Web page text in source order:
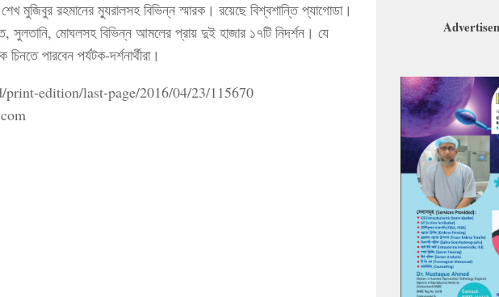
মুজিবুর রহমানের ম্যুরালসহ বিভিন্ন স্মারক। রয়েছে বিশ্বশান্তি প্যাগোডা।
সুলতানি, মোঘলসহ বিভিন্ন আমলের প্রায় দুই হাজার ১৭টি নিদর্শন। যে
পারবেন পর্যটক-দর্শনার্থীরা।
edition/last-page/2016/04/23/115670